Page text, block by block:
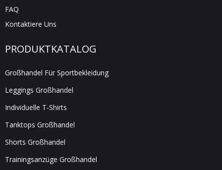
FAQ
Kontaktiere Uns
PRODUKTKATALOG
Großhandel Für Sportbekleidung
Leggings Großhandel
Individuelle T-Shirts
Tanktops Großhandel
Shorts Großhandel
Trainingsanzüge Großhandel